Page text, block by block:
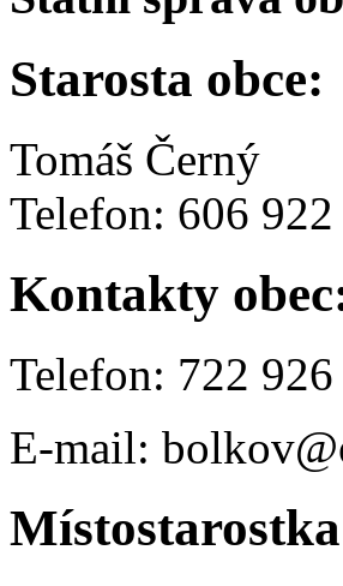
Starosta obce:
Tomáš Černý
Telefon: 606 922
Kontakty
Telefon: 722 926
E-mail: